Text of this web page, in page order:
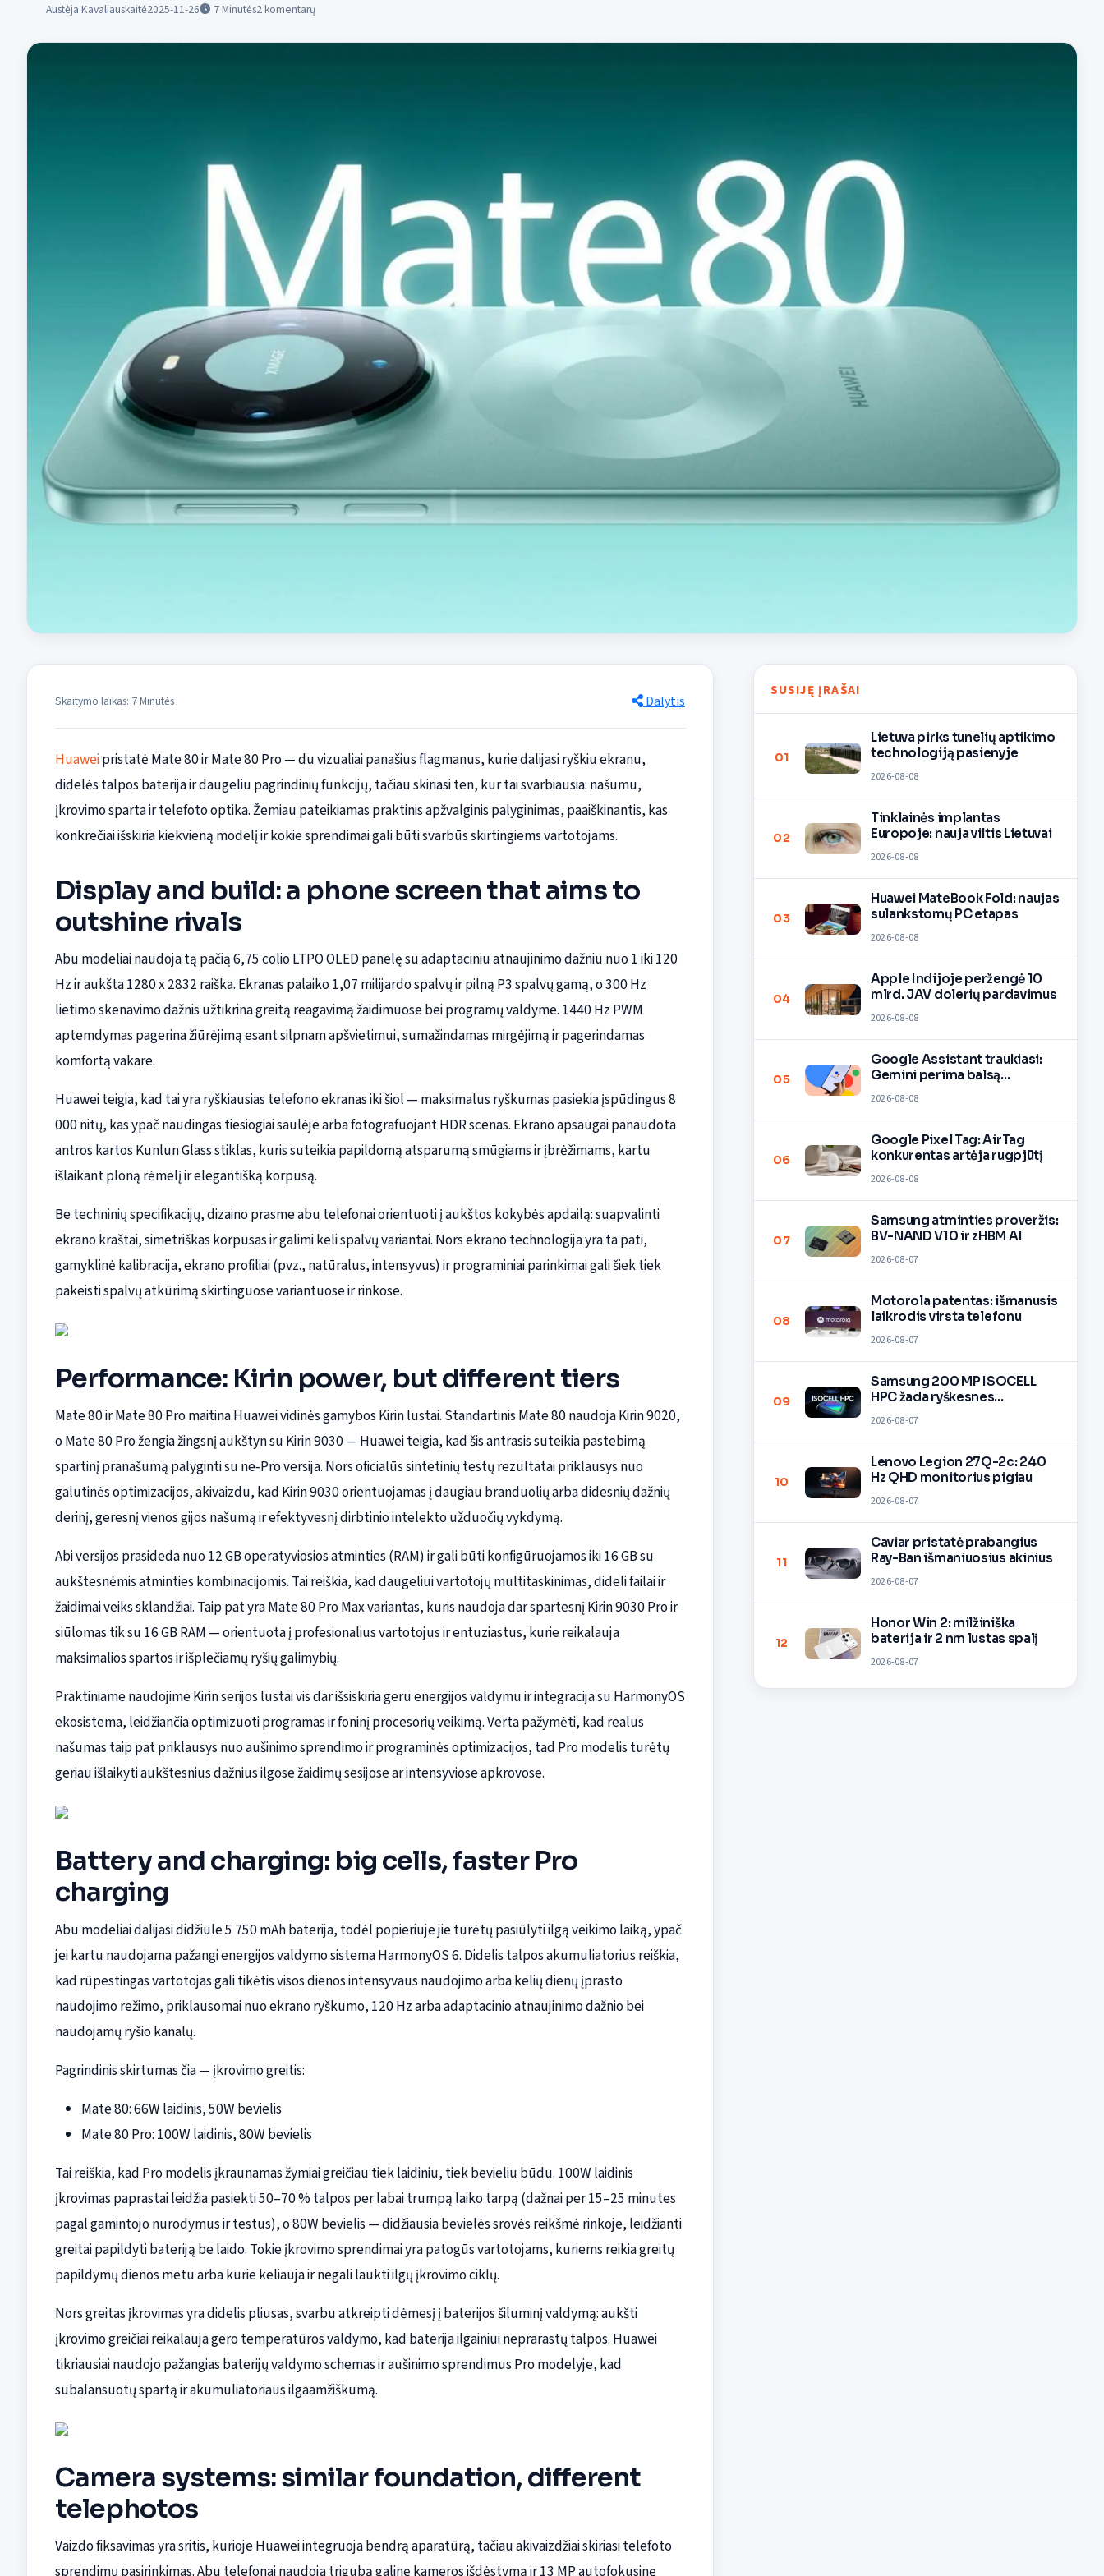
Austėja Kavaliauskaitė2025-11-26 7Minutės2 komentarų
Skaitymo laikas: 7 Minutės Dalytis
Huaweipristatė Mate 80 ir Mate 80 Pro — du vizualiai panašius flagmanus, kurie dalijasi ryškiu ekranu,
didelės talpos baterija ir daugeliu pagrindinių funkcijų, tačiau skiriasi ten, kur tai svarbiausia: našumu,
įkrovimo sparta ir telefoto optika. Žemiau pateikiamas praktinis apžvalginis palyginimas, paaiškinantis, kas
konkrečiai išskiria kiekvieną modelį ir kokie sprendimai gali būti svarbūs skirtingiems vartotojams.
Display and build: a phone screen that aims to
outshine rivals
Abu modeliai naudoja tą pačią 6,75 colio LTPO OLED panelę su adaptaciniu atnaujinimo dažniu nuo 1 iki 120
Hz ir aukšta 1280 x 2832 raiška. Ekranas palaiko 1,07 milijardo spalvų ir pilną P3 spalvų gamą, o 300 Hz
lietimo skenavimo dažnis užtikrina greitą reagavimą žaidimuose bei programų valdyme. 1440 Hz PWM
aptemdymas pagerina žiūrėjimą esant silpnam apšvietimui, sumažindamas mirgėjimą ir pagerindamas
komfortą vakare.
Huawei teigia, kad tai yra ryškiausias telefono ekranas iki šiol — maksimalus ryškumas pasiekia įspūdingus 8
000 nitų, kas ypač naudingas tiesiogiai saulėje arba fotografuojant HDR scenas. Ekrano apsaugai panaudota
antros kartos Kunlun Glass stiklas, kuris suteikia papildomą atsparumą smūgiams ir įbrėžimams, kartu
išlaikant ploną rėmelį ir elegantišką korpusą.
Be techninių specifikacijų, dizaino prasme abu telefonai orientuoti į aukštos kokybės apdailą: suapvalinti
ekrano kraštai, simetriškas korpusas ir galimi keli spalvų variantai. Nors ekrano technologija yra ta pati,
gamyklinė kalibracija, ekrano profiliai (pvz., natūralus, intensyvus) ir programiniai parinkimai gali šiek tiek
pakeisti spalvų atkūrimą skirtinguose variantuose ir rinkose.
Performance: Kirin power, but different tiers
Mate 80 ir Mate 80 Pro maitina Huawei vidinės gamybos Kirin lustai. Standartinis Mate 80 naudoja Kirin 9020,
o Mate 80 Pro žengia žingsnį aukštyn su Kirin 9030 — Huawei teigia, kad šis antrasis suteikia pastebimą
spartinį pranašumą palyginti su ne‑Pro versija. Nors oficialūs sintetinių testų rezultatai priklausys nuo
galutinės optimizacijos, akivaizdu, kad Kirin 9030 orientuojamas į daugiau branduolių arba didesnių dažnių
derinį, geresnį vienos gijos našumą ir efektyvesnį dirbtinio intelekto užduočių vykdymą.
Abi versijos prasideda nuo 12 GB operatyviosios atminties (RAM) ir gali būti konfigūruojamos iki 16 GB su
aukštesnėmis atminties kombinacijomis. Tai reiškia, kad daugeliui vartotojų multitaskinimas, dideli failai ir
žaidimai veiks sklandžiai. Taip pat yra Mate 80 Pro Max variantas, kuris naudoja dar spartesnį Kirin 9030 Pro ir
siūlomas tik su 16 GB RAM — orientuota į profesionalius vartotojus ir entuziastus, kurie reikalauja
maksimalios spartos ir išplečiamų ryšių galimybių.
Praktiniame naudojime Kirin serijos lustai vis dar išsiskiria geru energijos valdymu ir integracija su HarmonyOS
ekosistema, leidžiančia optimizuoti programas ir foninį procesorių veikimą. Verta pažymėti, kad realus
našumas taip pat priklausys nuo aušinimo sprendimo ir programinės optimizacijos, tad Pro modelis turėtų
geriau išlaikyti aukštesnius dažnius ilgose žaidimų sesijose ar intensyviose apkrovose.
Battery and charging: big cells, faster Pro
charging
Abu modeliai dalijasi didžiule 5 750 mAh baterija, todėl popieriuje jie turėtų pasiūlyti ilgą veikimo laiką, ypač
jei kartu naudojama pažangi energijos valdymo sistema HarmonyOS 6. Didelis talpos akumuliatorius reiškia,
kad rūpestingas vartotojas gali tikėtis visos dienos intensyvaus naudojimo arba kelių dienų įprasto
naudojimo režimo, priklausomai nuo ekrano ryškumo, 120 Hz arba adaptacinio atnaujinimo dažnio bei
naudojamų ryšio kanalų.
Pagrindinis skirtumas čia — įkrovimo greitis:
Mate 80: 66W laidinis, 50W bevielis
Mate 80 Pro: 100W laidinis, 80W bevielis
Tai reiškia, kad Pro modelis įkraunamas žymiai greičiau tiek laidiniu, tiek bevieliu būdu. 100W laidinis
įkrovimas paprastai leidžia pasiekti 50–70 % talpos per labai trumpą laiko tarpą (dažnai per 15–25 minutes
pagal gamintojo nurodymus ir testus), o 80W bevielis — didžiausia bevielės srovės reikšmė rinkoje, leidžianti
greitai papildyti bateriją be laido. Tokie įkrovimo sprendimai yra patogūs vartotojams, kuriems reikia greitų
papildymų dienos metu arba kurie keliauja ir negali laukti ilgų įkrovimo ciklų.
Nors greitas įkrovimas yra didelis pliusas, svarbu atkreipti dėmesį į baterijos šiluminį valdymą: aukšti
įkrovimo greičiai reikalauja gero temperatūros valdymo, kad baterija ilgainiui neprarastų talpos. Huawei
tikriausiai naudojo pažangias baterijų valdymo schemas ir aušinimo sprendimus Pro modelyje, kad
subalansuotų spartą ir akumuliatoriaus ilgaamžiškumą.
Camera systems: similar foundation, different
telephotos
Vaizdo fiksavimas yra sritis, kurioje Huawei integruoja bendrą aparatūrą, tačiau akivaizdžiai skiriasi telefoto
sprendimų pasirinkimas. Abu telefonai naudoja trigubą galinę kameros išdėstymą ir 13 MP autofokusinę
SUSIJĘ ĮRAŠAI
01
Lietuva pirks tunelių aptikimo
technologiją pasienyje
2026-08-08
02
Tinklainės implantas
Europoje: nauja viltis Lietuvai
2026-08-08
03
Huawei MateBook Fold: naujas
sulankstomų PC etapas
2026-08-08
04
Apple Indijoje peržengė 10
mlrd. JAV dolerių pardavimus
2026-08-08
05
Google Assistant traukiasi:
Gemini perima balsą
2026-08-08
06
Google Pixel Tag: AirTag
konkurentas artėja rugpjūtį
2026-08-08
07
Samsung atminties proveržis:
BV-NAND V10 ir zHBM AI
2026-08-07
08
Motorola patentas: išmanusis
laikrodis virsta telefonu
2026-08-07
09
Samsung 200 MP ISOCELL
HPC žada ryškesnes
2026-08-07
10
Lenovo Legion 27Q-2c: 240
Hz QHD monitorius pigiau
2026-08-07
11
Caviar pristatė prabangius
Ray-Ban išmaniuosius akinius
2026-08-07
12
Honor Win 2: milžiniška
baterija ir 2 nm lustas spalį
2026-08-07